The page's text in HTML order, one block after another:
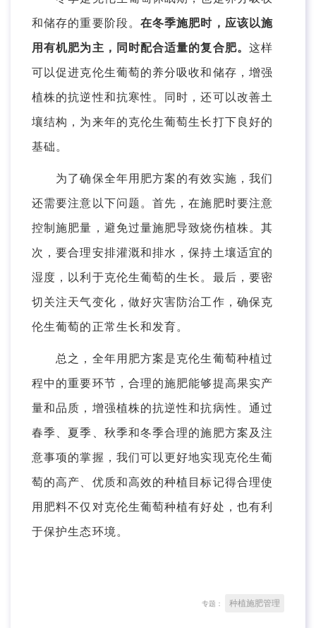
和储存的重要阶段。 在冬季施肥时，应该以施
用有机肥为主，同时配合适量的复合肥。 这样
可以促进克伦生葡萄的养分吸收和储存，增强
植株的抗逆性和抗寒性。同时，还可以改善土
壤结构，为来年的克伦生葡萄生长打下良好的
基础。
为了确保全年用肥方案的有效实施，我们
还需要注意以下问题。首先，在施肥时要注意
控制施肥量，避免过量施肥导致烧伤植株。其
次，要合理安排灌溉和排水，保持土壤适宜的
湿度，以利于克伦生葡萄的生长。最后，要密
切关注天气变化，做好灾害防治工作，确保克
伦生葡萄的正常生长和发育。
总之，全年用肥方案是克伦生葡萄种植过
程中的重要环节，合理的施肥能够提高果实产
量和品质，增强植株的抗逆性和抗病性。通过
春季、夏季、秋季和冬季合理的施肥方案及注
意事项的掌握，我们可以更好地实现克伦生葡
萄的高产、优质和高效的种植目标记得合理使
用肥料不仅对克伦生葡萄种植有好处，也有利
于保护生态环境。
专题： 种植施肥管理